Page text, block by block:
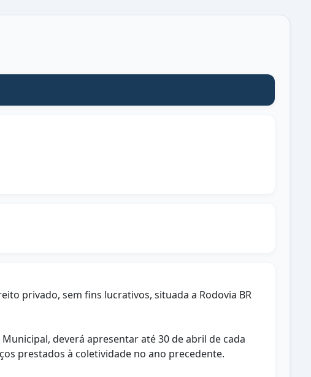
privado, sem fins lucrativos, situada a Rodovia BR
deverá apresentar até 30 de abril de cada
prestados à coletividade no ano precedente.